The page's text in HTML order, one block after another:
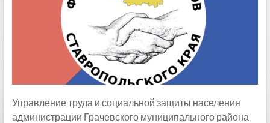
Управление труда и социальной защиты населения
администрации Грачевского муниципального района